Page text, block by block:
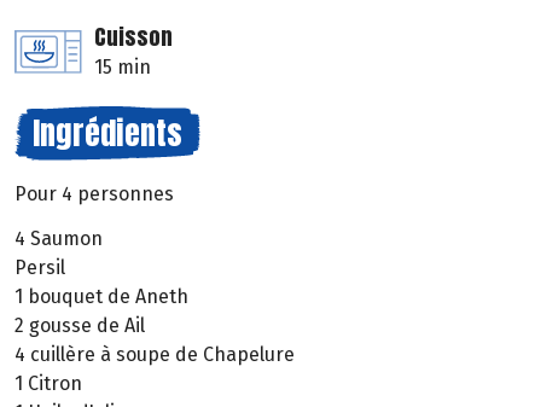
Cuisson
15 min
Ingrédients
Pour 4 personnes
4 Saumon
Persil
1 bouquet de Aneth
2 gousse de Ail
4 cuillère à soupe de Chapelure
1 Citron